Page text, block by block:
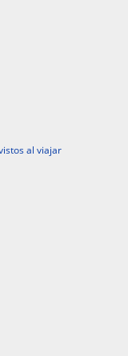
al viajar